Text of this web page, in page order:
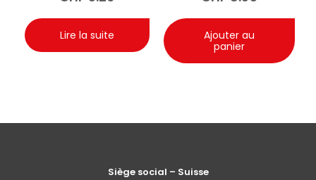
Lire la suite
Ajouter au
panier
Siège social – Suisse